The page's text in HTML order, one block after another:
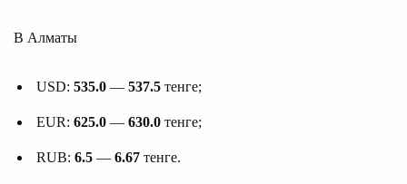
В Алматы
USD: 535.0 — 537.5 тенге;
EUR: 625.0 — 630.0 тенге;
RUB: 6.5 — 6.67 тенге.